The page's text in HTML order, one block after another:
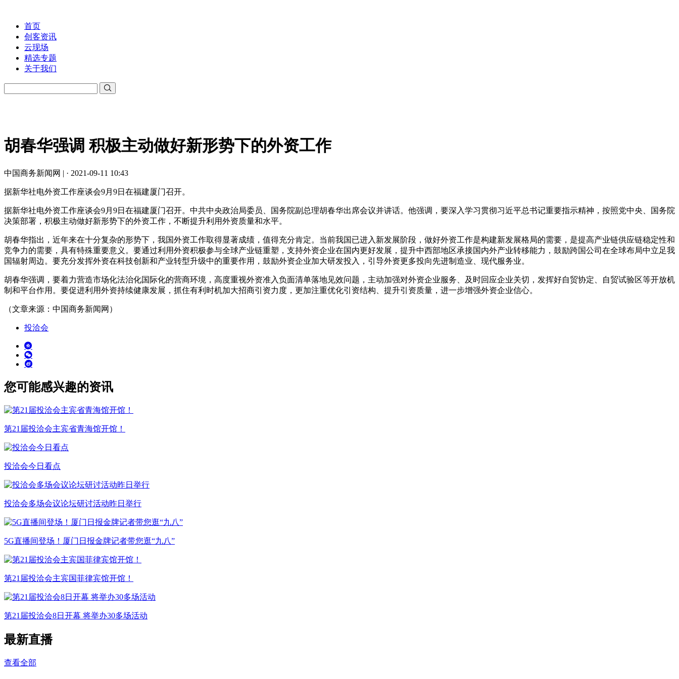
首页
创客资讯
云现场
精选专题
关于我们
胡春华强调 积极主动做好新形势下的外资工作
中国商务新闻网 | · 2021-09-11 10:43
据新华社电外资工作座谈会9月9日在福建厦门召开。
据新华社电外资工作座谈会9月9日在福建厦门召开。中共中央政治局委员、国务院副总理胡春华出席会议并讲话。他强调，要深入学习贯彻习近平总书记重要指示精神，按照党中央、国务院
决策部署，积极主动做好新形势下的外资工作，不断提升利用外资质量和水平。
胡春华指出，近年来在十分复杂的形势下，我国外资工作取得显著成绩，值得充分肯定。当前我国已进入新发展阶段，做好外资工作是构建新发展格局的需要，是提高产业链供应链稳定性和
竞争力的需要，具有特殊重要意义。要通过利用外资积极参与全球产业链重塑，支持外资企业在国内更好发展，提升中西部地区承接国内外产业转移能力，鼓励跨国公司在全球布局中立足我
国辐射周边。要充分发挥外资在科技创新和产业转型升级中的重要作用，鼓励外资企业加大研发投入，引导外资更多投向先进制造业、现代服务业。
胡春华强调，要着力营造市场化法治化国际化的营商环境，高度重视外资准入负面清单落地见效问题，主动加强对外资企业服务、及时回应企业关切，发挥好自贸协定、自贸试验区等开放机
制和平台作用。要促进利用外资持续健康发展，抓住有利时机加大招商引资力度，更加注重优化引资结构、提升引资质量，进一步增强外资企业信心。
（文章来源：中国商务新闻网）
投洽会
您可能感兴趣的资讯
第21届投洽会主宾省青海馆开馆！
投洽会今日看点
投洽会多场会议论坛研讨活动昨日举行
5G直播间登场！厦门日报金牌记者带您逛“九八”
第21届投洽会主宾国菲律宾馆开馆！
第21届投洽会8日开幕 将举办30多场活动
最新直播
查看全部